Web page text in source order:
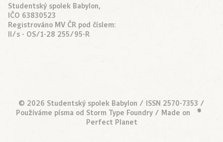
Studentský spolek Babylon,
IČO 63830523
Registrováno MV ČR pod číslem:
II/s - OS/1-28 255/95-R
© 2026 Studentský spolek Babylon / ISSN 2570-7353 /
Používáme písma od Storm Type Foundry / Made on •
Perfect Planet